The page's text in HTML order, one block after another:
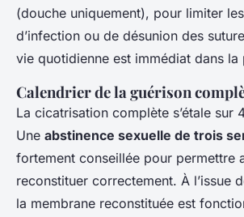
(douche uniquement), pour limiter
d’infection ou de désunion des
vie quotidienne est immédiat dans la
Calendrier de la guérison
La cicatrisation complète s’étale sur
Une abstinence sexuelle de trois
fortement conseillée pour permettre
reconstituer correctement. À l’issue
la membrane reconstituée est